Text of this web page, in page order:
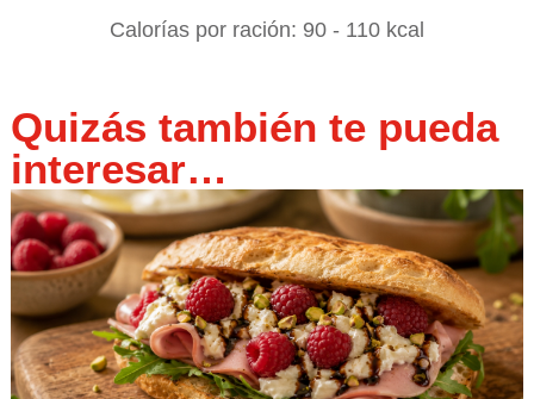
Calorías por ración: 90 - 110 kcal
Quizás también te pueda
interesar…